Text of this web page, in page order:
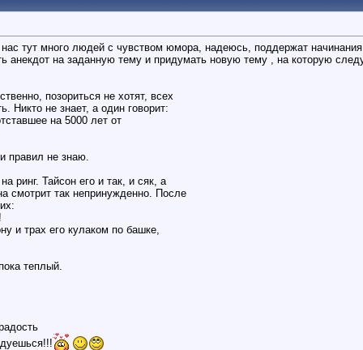
тут много людей с чувством юмора, надеюсь, поддержат
анекдот на заданную тему и придумать новую тему , на которую
позориться не хотят, всех
Никто не знает, а один говорит:
на 5000 лет от
правил не знаю.
ринг. Тайсон его и так, и сяк, а
смотрит так непринужденно. После
и трах его кулаком по башке,
теплый.